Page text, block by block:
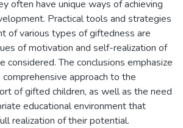
often have unique ways of achieving
Practical tools and strategies
of various types of giftedness are
of motivation and self-realization of
considered. The conclusions emphasize
approach to the
of gifted children, as well as the need
educational environment that
realization of their potential.